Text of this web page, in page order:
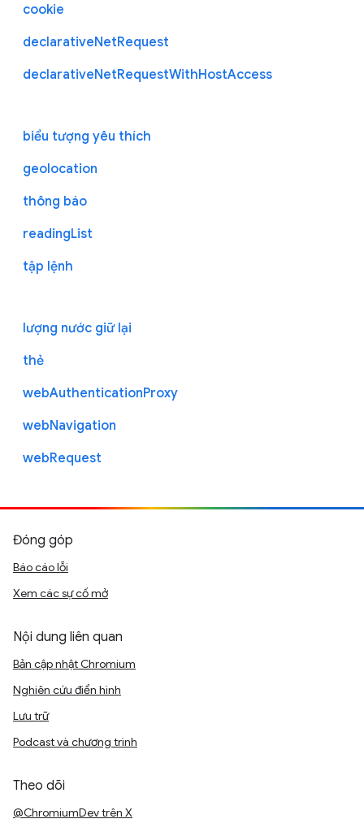
cookie
declarativeNetRequest
declarativeNetRequestWithHostAccess
biểu tượng yêu thích
geolocation
thông báo
readingList
tập lệnh
lượng nước giữ lại
thẻ
webAuthenticationProxy
webNavigation
webRequest
Đóng góp
Báo cáo lỗi
Xem các sự cố mở
Nội dung liên quan
Bản cập nhật Chromium
Nghiên cứu điển hình
Lưu trữ
Podcast và chương trình
Theo dõi
@ChromiumDev trên X